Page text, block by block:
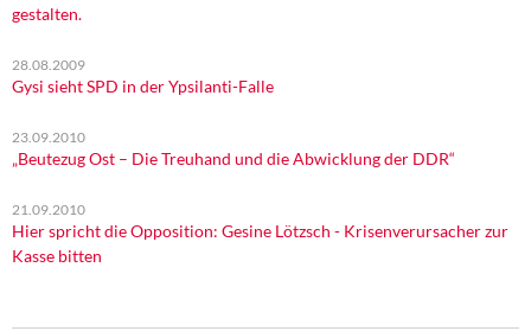
Über mich
Kontakt
gestalten.
28.08.2009
Gysi sieht SPD in der Ypsilanti-Falle
23.09.2010
„Beutezug Ost – Die Treuhand und die Abwicklung der DDR“
21.09.2010
Hier spricht die Opposition: Gesine Lötzsch - Krisenverursacher zur
Kasse bitten